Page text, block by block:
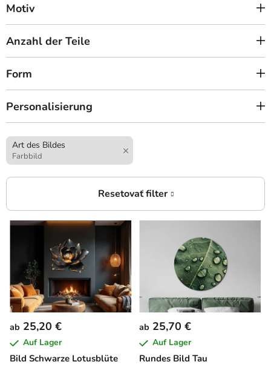
Motiv
Anzahl der Teile
Form
Personalisierung
Art des Bildes
Farbbild
L
e
d
e
r
P
rBild Schwarze Lotusblüte
ab 25,20 €
Auf Lager
Rundes Bild Tau
ab 25,70 €
Auf Lager